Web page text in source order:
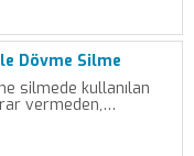
Dövme Silme
silmede kullanılan
vermeden,…